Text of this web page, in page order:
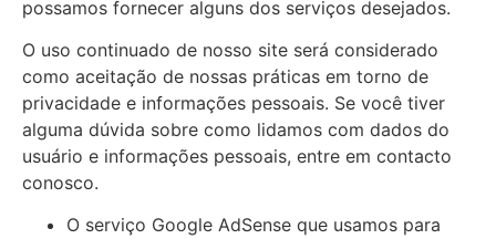
possamos fornecer alguns dos serviços desejados.
O uso continuado de nosso site será considerado
como aceitação de nossas práticas em torno de
privacidade e informações pessoais. Se você tiver
alguma dúvida sobre como lidamos com dados do
usuário e informações pessoais, entre em contacto
conosco.
O serviço Google AdSense que usamos para